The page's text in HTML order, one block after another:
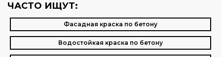
ЧАСТО ИЩУТ:
Фасадная краска по бетону
Водостойкая краска по бетону